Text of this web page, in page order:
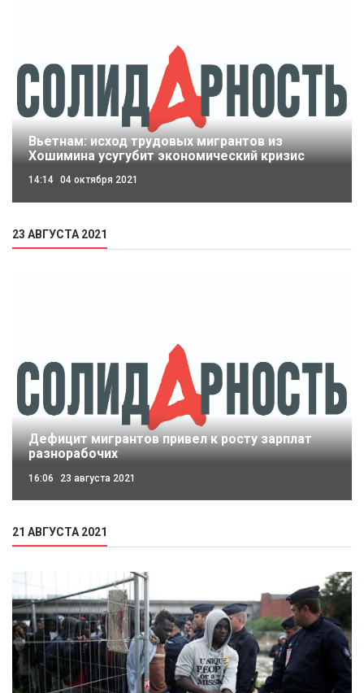
Вьетнам: исход трудовых мигрантов из
Хошимина усугубит экономический кризис
14:14 04 октября 2021
23 АВГУСТА 2021
Дефицит мигрантов привел к росту зарплат
разнорабочих
16:06 23 августа 2021
21 АВГУСТА 2021